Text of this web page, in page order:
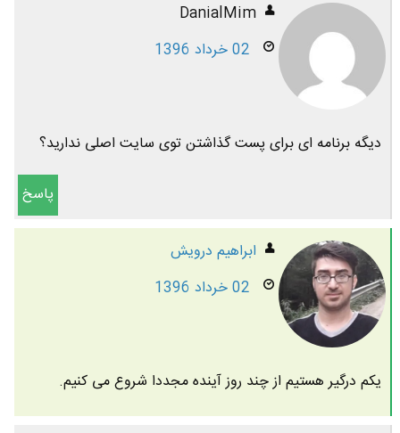
DanialMim
02 خرداد 1396
دیگه برنامه ای برای پست گذاشتن توی سایت اصلی ندارید؟
پاسخ
ابراهیم درویش
02 خرداد 1396
یکم درگیر هستیم از چند روز آینده مجددا شروع می کنیم.